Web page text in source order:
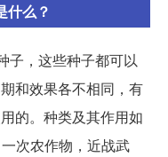
什么？
子，这些种子都可以
和效果各不相同，有
的。种类及其作用如
次农作物，近战武